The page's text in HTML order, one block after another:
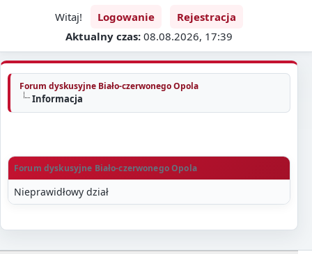
Witaj! Logowanie
Rejestracja
Aktualny czas: 08.08.2026, 17:39
Forum dyskusyjne Biało-czerwonego Opola
Informacja
Forum dyskusyjne Biało-czerwonego Opola
Nieprawidłowy dział